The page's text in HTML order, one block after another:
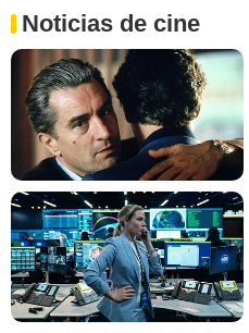
Noticias de cine